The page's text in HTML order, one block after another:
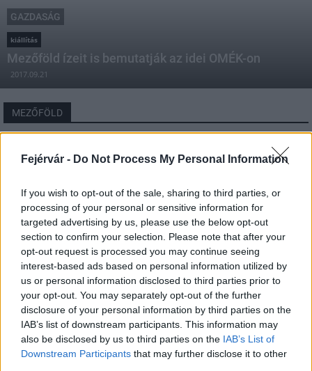
Fejérvár - Do Not Process My Personal Information
If you wish to opt-out of the sale, sharing to third parties, or
processing of your personal or sensitive information for
targeted advertising by us, please use the below opt-out
section to confirm your selection. Please note that after your
opt-out request is processed you may continue seeing
interest-based ads based on personal information utilized by
us or personal information disclosed to third parties prior to
your opt-out. You may separately opt-out of the further
disclosure of your personal information by third parties on the
IAB’s list of downstream participants. This information may
also be disclosed by us to third parties on the IAB’s List of
Downstream Participants that may further disclose it to other
GAZDASÁG
kiállítás
Mezőföld ízeit is bemutatják az idei OMÉK-on
2017.09.21
MEZŐFÖLD
Név
E-mail cím
Feliratkozom a hírlevélre és elfogadom azadatvédelmi
szabályzatot!
FELIRATKOZÁS